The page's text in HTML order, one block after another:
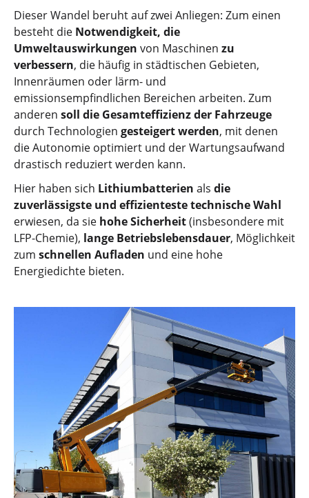
Dieser Wandel beruht auf zwei Anliegen: Zum einen
besteht die Notwendigkeit, die
Umweltauswirkungen von Maschinen zu
verbessern, die häufig in städtischen Gebieten,
Innenräumen oder lärm- und
emissionsempfindlichen Bereichen arbeiten. Zum
anderen soll die Gesamteffizienz der Fahrzeuge
durch Technologien gesteigert werden, mit denen
die Autonomie optimiert und der Wartungsaufwand
drastisch reduziert werden kann.
Hier haben sich Lithiumbatterien als die
zuverlässigste und effizienteste technische Wahl
erwiesen, da sie hohe Sicherheit(insbesondere mit
LFP-Chemie), lange Betriebslebensdauer, Möglichkeit
zum schnellen Aufladen und eine hohe
Energiedichte bieten.